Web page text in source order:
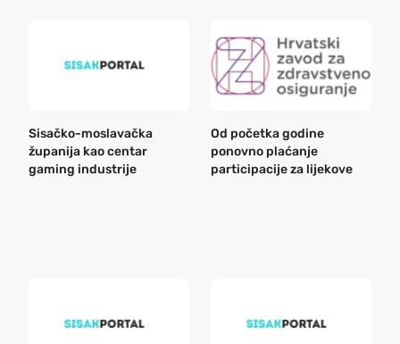
Sisačko-moslavačka
županija kao centar
gaming industrije
Od početka godine
ponovno plaćanje
participacije za lijekove